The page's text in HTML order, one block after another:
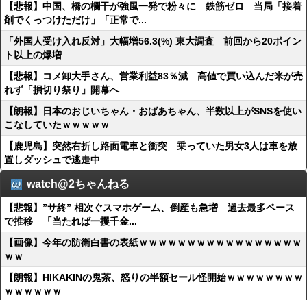
【悲報】中国、橋の欄干が強風一発で粉々に 鉄筋ゼロ 当局「接着
剤でくっつけただけ」「正常で...
「外国人受け入れ反対」大幅増56.3(%) 東大調査 前回から20ポイン
ト以上の爆増
【悲報】コメ卸大手さん、営業利益83％減 高値で買い込んだ米が売
れず「損切り祭り」開幕へ
【朗報】日本のおじいちゃん・おばあちゃん、半数以上がSNSを使い
こなしていたｗｗｗｗｗ
【鹿児島】突然右折し路面電車と衝突 乗っていた男女3人は車を放
置しダッシュで逃走中
watch@2ちゃんねる
【悲報】”サ終” 相次ぐスマホゲーム、倒産も急増 過去最多ペース
で推移 「当たれば一攫千金...
【画像】今年の防衛白書の表紙ｗｗｗｗｗｗｗｗｗｗｗｗｗｗｗｗｗ
ｗｗ
【朗報】HIKAKINの鬼茶、怒りの半額セール怪開始ｗｗｗｗｗｗｗｗ
ｗｗｗｗｗｗ